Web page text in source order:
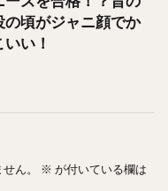
写真ですね！笑
の頃がジャニ顔でか
いい！
ん。 ※ が付いている欄は